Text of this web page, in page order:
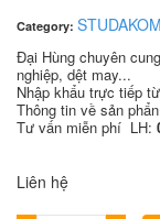
Category:
Đại Hùng chuyên
nghiệp, dệt may...
Nhập khẩu trực tiếp
Thông tin về sản
Tư vấn miễn phí LH:
Liên hệ